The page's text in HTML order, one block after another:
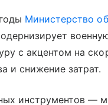
Министерство
с акцентом на
и снижение затрат.
инструментов —